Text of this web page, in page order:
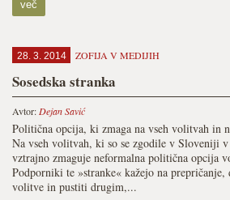
več
28. 3. 2014 ZOFIJA V MEDIJIH
Sosedska stranka
Avtor: Dejan Savić
Politična opcija, ki zmaga na vseh volitvah in
Na vseh volitvah, ki so se zgodile v Sloveniji
vztrajno zmaguje neformalna politična opcija
Podporniki te »stranke« kažejo na
volitve in pustiti drugim,...